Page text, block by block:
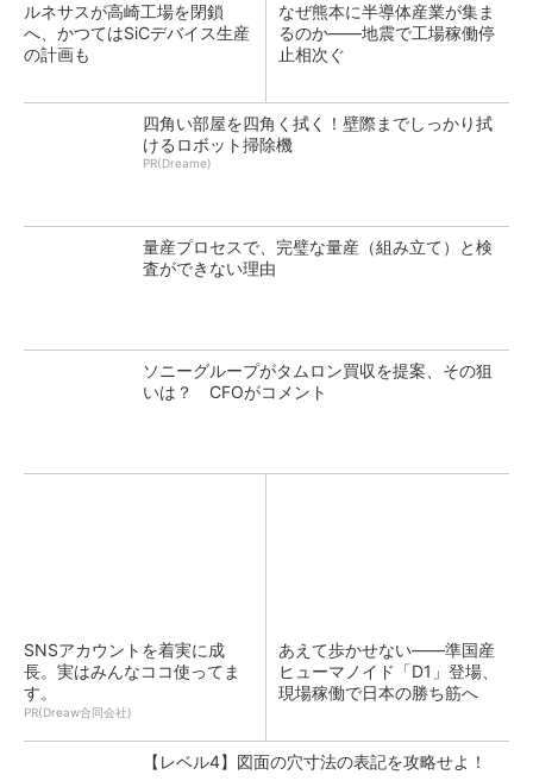
ルネサスが高崎工場を閉鎖
へ、かつてはSiCデバイス生産
の計画も
なぜ熊本に半導体産業が集ま
るのか――地震で工場稼働停
止相次ぐ
四角い部屋を四角く拭く！壁際までしっかり拭
けるロボット掃除機
PR(Dreame)
量産プロセスで、完璧な量産（組み立て）と検
査ができない理由
ソニーグループがタムロン買収を提案、その狙
いは？ CFOがコメント
SNSアカウントを着実に成
長。実はみんなココ使ってま
す。
PR(Dreaw合同会社)
あえて歩かせない――準国産
ヒューマノイド「D1」登場、
現場稼働で日本の勝ち筋へ
【レベル4】図面の穴寸法の表記を攻略せよ！